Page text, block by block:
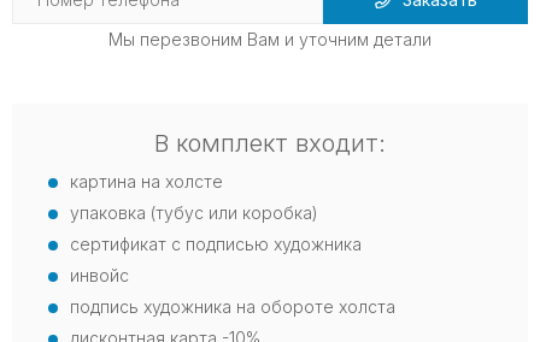
Мы перезвоним Вам и уточним детали
В комплект входит:
картина на холсте
упаковка (тубус или коробка)
сертификат с подписью художника
инвойс
подпись художника на обороте холста
дисконтная карта -10%